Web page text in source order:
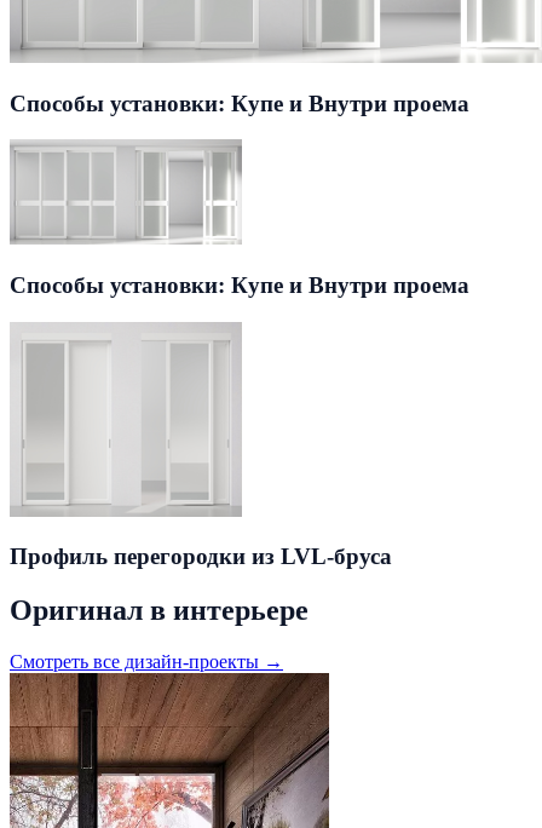
Способы установки: Купе и Внутри проема
Способы установки: Купе и Внутри проема
Профиль перегородки из LVL-бруса
Оригинал в интерьере
Смотреть все дизайн-проекты →